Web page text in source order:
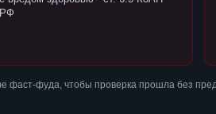
РФ
фаст-фуда, чтобы проверка прошла без